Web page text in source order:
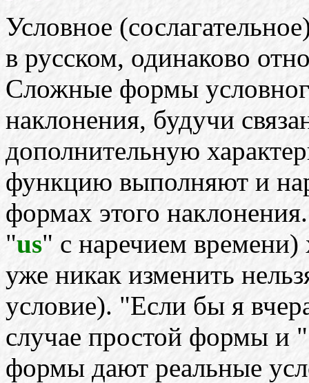
Условное
в русском, одинаково
Сложные формы
наклонения, будучи
дополнительную
функцию выполняют и
формах этого
"us" с наречием времени)
уже никак изменить
условие). "Если бы я
случае простой формы и "
формы дают реальные